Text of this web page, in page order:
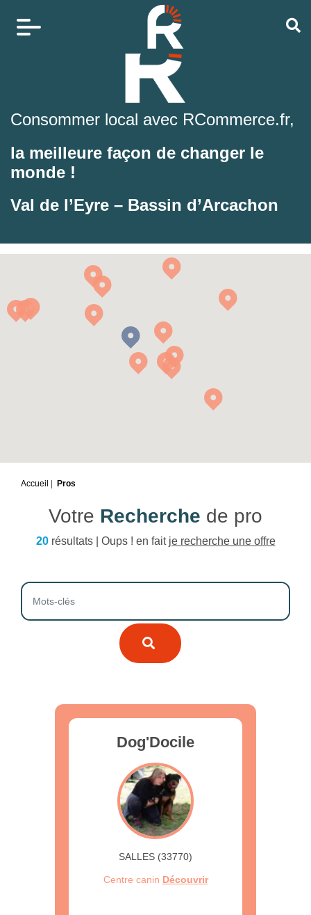
Consommer local avec RCommerce.fr,
la meilleure façon de changer le
monde !
Val de l’Eyre – Bassin d’Arcachon
Accueil Pros
Votre Recherche de pro
20résultats | Oups ! en fait je recherche une offre
Dog'Docile
SALLES (33770)
Centre canin Découvrir